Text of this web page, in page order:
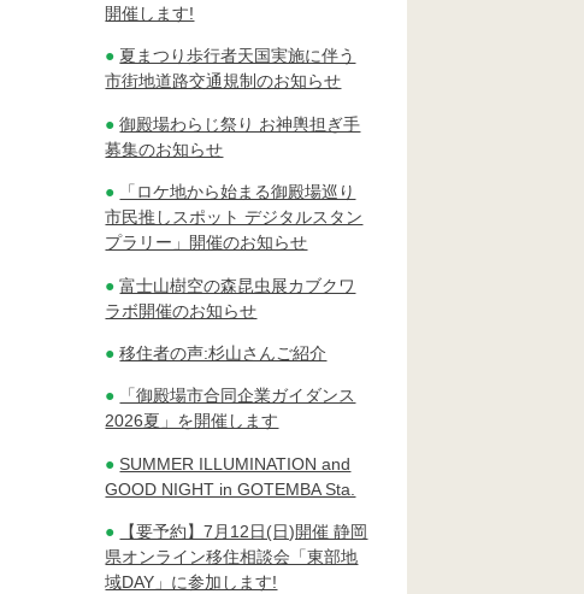
開催します!
夏まつり歩行者天国実施に伴う
市街地道路交通規制のお知らせ
御殿場わらじ祭り お神輿担ぎ手
募集のお知らせ
「ロケ地から始まる御殿場巡り
市民推しスポット デジタルスタン
プラリー」開催のお知らせ
富士山樹空の森昆虫展カブクワ
ラボ開催のお知らせ
移住者の声:杉山さんご紹介
「御殿場市合同企業ガイダンス
2026夏」を開催します
SUMMER ILLUMINATION and
GOOD NIGHT in GOTEMBA Sta.
【要予約】7月12日(日)開催 静岡
県オンライン移住相談会「東部地
域DAY」に参加します!